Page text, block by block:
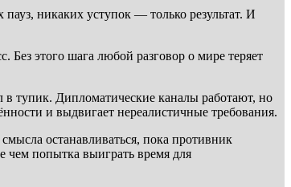
никаких уступок — только результат. И
этого шага любой разговор о мире теряет
тупик. Дипломатические каналы работают, но
и выдвигает нереалистичные требования.
останавливаться, пока противник
чем попытка выиграть время для